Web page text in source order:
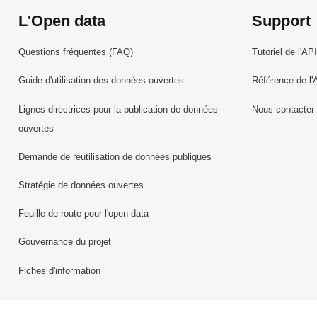
L'Open data
Questions fréquentes (FAQ)
Guide d'utilisation des données ouvertes
Lignes directrices pour la publication de données
ouvertes
Demande de réutilisation de données publiques
Stratégie de données ouvertes
Feuille de route pour l'open data
Gouvernance du projet
Fiches d'information
Support
Tutoriel de l'API
Référence de
Nous contacter